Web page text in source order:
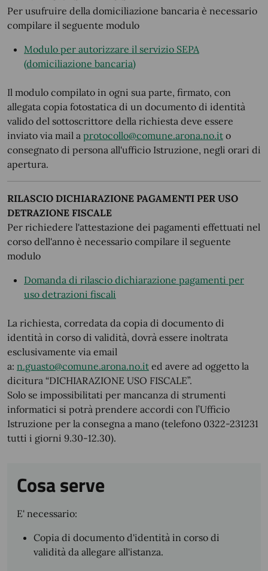
Per usufruire della domiciliazione bancaria è necessario
compilare il seguente modulo
Modulo per autorizzare il servizio SEPA
(domiciliazione bancaria)
Il modulo compilato in ogni sua parte, firmato, con
allegata copia fotostatica di un documento di identità
valido del sottoscrittore della richiesta deve essere
inviato via mail a protocollo@comune.arona.no.it o
consegnato di persona all'ufficio Istruzione, negli orari di
apertura.
RILASCIO DICHIARAZIONE PAGAMENTI PER USO
DETRAZIONE FISCALE
Per richiedere l'attestazione dei pagamenti effettuati nel
corso dell'anno è necessario compilare il seguente
modulo
Domanda di rilascio dichiarazione pagamenti per
uso detrazioni fiscali
La richiesta, corredata da copia di documento di
identità in corso di validità, dovrà essere inoltrata
esclusivamente via email
a: n.guasto@comune.arona.no.it ed avere ad oggetto la
dicitura “DICHIARAZIONE USO FISCALE”.
Solo se impossibilitati per mancanza di strumenti
informatici si potrà prendere accordi con l’Ufficio
Istruzione per la consegna a mano (telefono 0322-231231
tutti i giorni 9.30-12.30).
Cosa serve
E' necessario:
Copia di documento d'identità in corso di
validità da allegare all'istanza.